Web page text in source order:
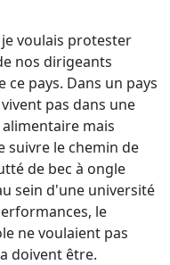
voulais protester
nos dirigeants
ce pays. Dans un pays
pas dans une
mais
suivre le chemin de
de bec à ongle
sein d'une université
le
ne voulaient pas
doivent être.